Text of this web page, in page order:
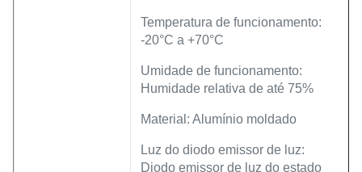
Temperatura de funcionamento:
-20°C a +70°C
Umidade de funcionamento:
Humidade relativa de até 75%
Material: Alumínio moldado
Luz do diodo emissor de luz:
Diodo emissor de luz do estado